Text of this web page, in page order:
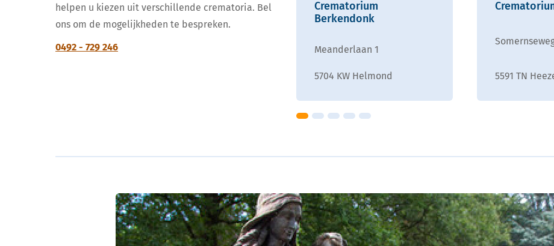
helpen u kiezen uit verschillende crematoria. Bel
ons om de mogelijkheden te bespreken.
0492 - 729 246
Crematorium
Berkendonk
Meanderlaan 1
5704 KW Helmond 5591 TN